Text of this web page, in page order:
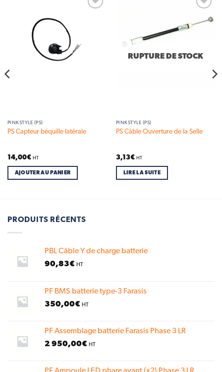
PINKSTYLE (PS)
PS Capteur béquille latérale
14,00€ HT
AJOUTER AU PANIER
wishlist
RUPTURE DE STOCK
PINKSTYLE (PS)
PS Câble Ouverture de la Selle
3,13€ HT
LIRE LA SUITE
PRODUITS RÉCENTS
PBL Câble Y de charge batterie
90,83€ HT
PF BMS batterie type-3 Farasis
350,00€ HT
PF Assemblage batterie Farasis Phase 3 LR
2 950,00€ HT